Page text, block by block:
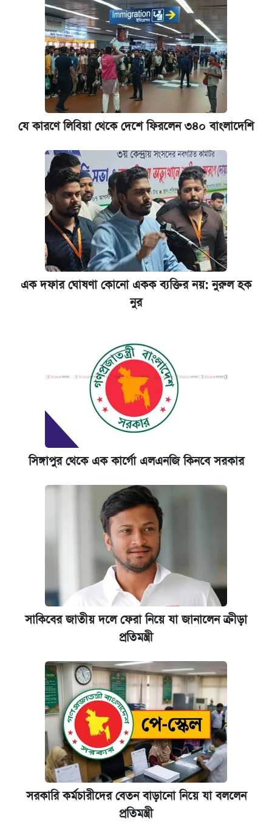
যে কারণে লিবিয়া থেকে দেশে ফিরলেন ৩৪০ বাংলাদেশি
এক দফার ঘোষণা কোনো একক ব্যক্তির নয়: নুরুল হক
নুর
সিঙ্গাপুর থেকে এক কার্গো এলএনজি কিনবে সরকার
সাকিবের জাতীয় দলে ফেরা নিয়ে যা জানালেন ক্রীড়া
প্রতিমন্ত্রী
সরকারি কর্মচারীদের বেতন বাড়ানো নিয়ে যা বললেন
প্রতিমন্ত্রী